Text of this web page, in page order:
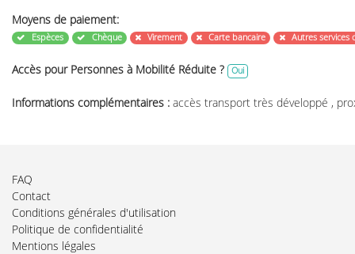
Moyens de paiement:
Espèces Chèque Virement Carte bancaire Autres services
Accès pour Personnes à Mobilité Réduite ? Oui
Informations complémentaires : accès transport très développé ,
FAQ
Contact
Conditions générales d'utilisation
Politique de confidentialité
Mentions légales